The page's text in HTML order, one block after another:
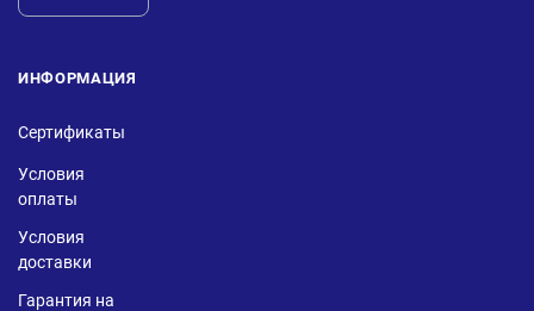
ИНФОРМАЦИЯ
Сертификаты
Условия
оплаты
Условия
доставки
Гарантия на